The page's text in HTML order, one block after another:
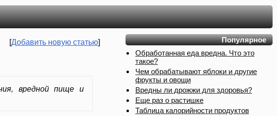
Популярное
Обработанная еда вредна. Что это
такое?
Чем обрабатывают яблоки и другие
фрукты и овощи
Вредны ли дрожжи для здоровья?
Еще раз о растишке
Таблица калорийности продуктов
[Добавить новую статью]
вредной пище и